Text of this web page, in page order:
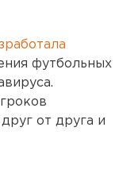
футбольных
от друга и